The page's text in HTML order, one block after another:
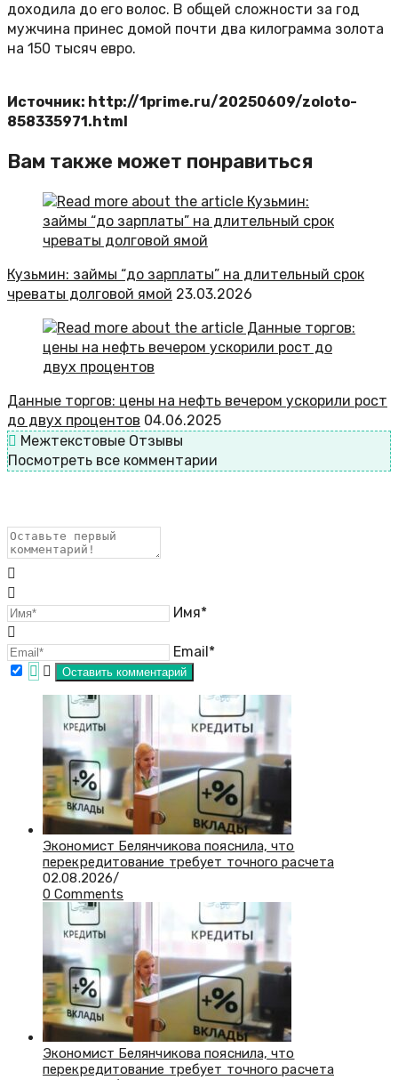
доходила до его волос. В общей сложности за год
мужчина принес домой почти два килограмма золота
на 150 тысяч евро.
Источник: http://1prime.ru/20250609/zoloto-
858335971.html
Вам также может понравиться
Кузьмин: займы “до зарплаты” на длительный срок
чреваты долговой ямой 23.03.2026
Данные торгов: цены на нефть вечером ускорили рост
до двух процентов 04.06.2025
Межтекстовые Отзывы
Посмотреть все комментарии
Имя*
Email*
Экономист Белянчикова пояснила, что
перекредитование требует точного расчета
02.08.2026/
0 Comments
Экономист Белянчикова пояснила, что
перекредитование требует точного расчета